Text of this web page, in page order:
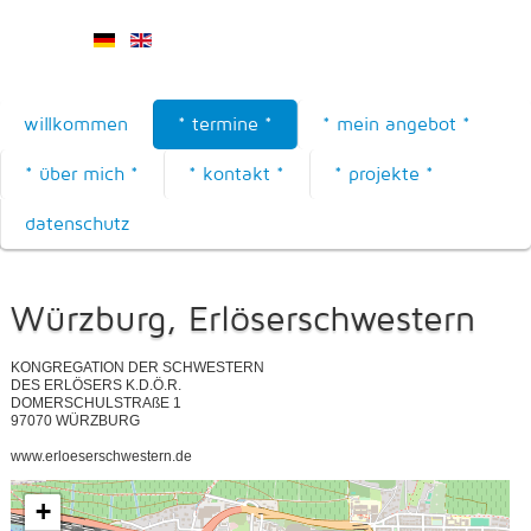
willkommen * termine * * mein angebot *
* über mich * * kontakt * * projekte *
datenschutz
Würzburg, Erlöserschwestern
KONGREGATION DER SCHWESTERN
DES ERLÖSERS K.D.Ö.R.
DOMERSCHULSTRAßE 1
97070 WÜRZBURG
www.erloeserschwestern.de
+